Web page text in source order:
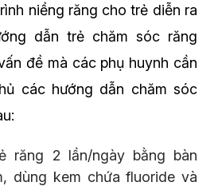
niềng răng cho trẻ diễn ra
dẫn trẻ chăm sóc răng
đề mà các phụ huynh cần
các hướng dẫn chăm sóc
răng 2 lần/ngày bằng bàn
dùng kem chứa fluoride và